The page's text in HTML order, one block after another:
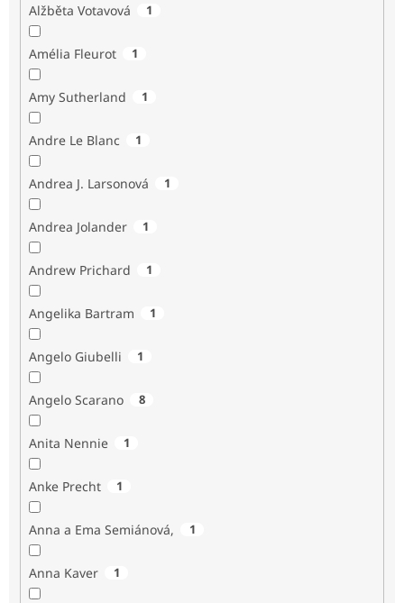
Alžběta Votavová 1
Amélia Fleurot 1
Amy Sutherland 1
Andre Le Blanc 1
Andrea J. Larsonová 1
Andrea Jolander 1
Andrew Prichard 1
Angelika Bartram 1
Angelo Giubelli 1
Angelo Scarano 8
Anita Nennie 1
Anke Precht 1
Anna a Ema Semiánová, 1
Anna Kaver 1